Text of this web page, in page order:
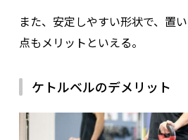
また、安定しやすい形状で、置
点もメリットといえる。
ケトルベルのデメリット